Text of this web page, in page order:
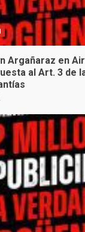
Argañaraz en
al Art. 3 de